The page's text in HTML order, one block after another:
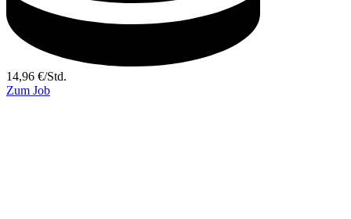
14,96 €/Std.
Zum Job